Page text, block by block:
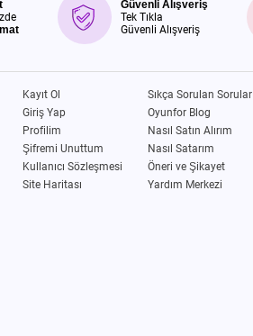
Güvenli Alışveriş
Tek Tıkla
Güvenli Alışveriş
Kayıt Ol
Giriş Yap
Profilim
Şifremi Unuttum
Kullanıcı Sözleşmesi
Site Haritası
Sıkça Sorulan Sorular
Oyunfor Blog
Nasıl Satın Alırım
Nasıl Satarım
Öneri ve Şikayet
Yardım Merkezi